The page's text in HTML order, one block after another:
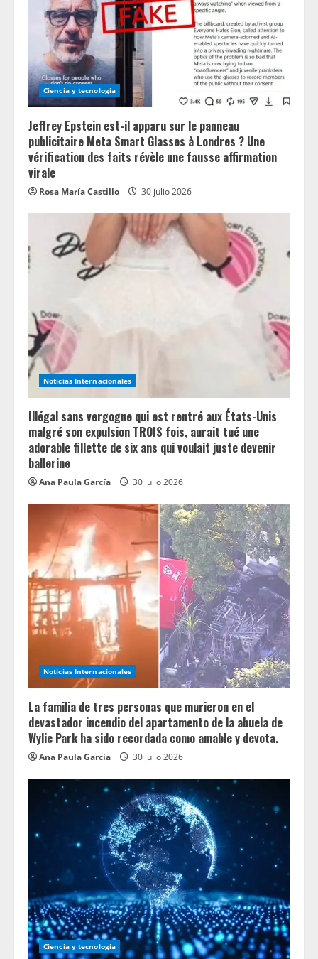
Ciencia y tecnologia
Jeffrey Epstein est-il apparu sur le panneau
publicitaire Meta Smart Glasses à Londres ? Une
vérification des faits révèle une fausse affirmation
virale
Rosa María Castillo 30 julio 2026
Noticias Internacionales
Illégal sans vergogne qui est rentré aux États-Unis
malgré son expulsion TROIS fois, aurait tué une
adorable fillette de six ans qui voulait juste devenir
ballerine
Ana Paula García 30 julio 2026
Noticias Internacionales
La familia de tres personas que murieron en el
devastador incendio del apartamento de la abuela de
Wylie Park ha sido recordada como amable y devota.
Ana Paula García 30 julio 2026
Ciencia y tecnologia